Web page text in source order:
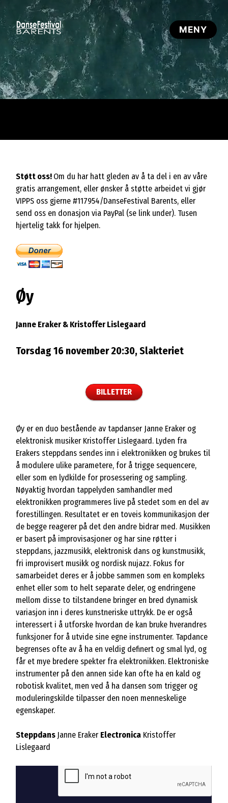
Støtt oss! Om du har hatt gleden av å ta del i en av våre
gratis arrangement, eller ønsker å støtte arbeidet vi gjør
VIPPS oss gjerne #117954/DanseFestival Barents, eller
send oss en donasjon via PayPal (se link under). Tusen
hjertelig takk for hjelpen.
Øy
Janne Eraker & Kristoffer Lislegaard
Torsdag 16 november 20:30, Slakteriet
BILLETTER
Øy er en duo bestående av tapdanser Janne Eraker og
elektronisk musiker Kristoffer Lislegaard. Lyden fra
Erakers steppdans sendes inn i elektronikken og brukes til
å modulere ulike parametere, for å trigge sequencere,
eller som en lydkilde for prosessering og sampling.
Nøyaktig hvordan tappelyden samhandler med
elektronikken programmeres live på stedet som en del av
forestillingen. Resultatet er en toveis kommunikasjon der
de begge reagerer på det den andre bidrar med. Musikken
er basert på improvisasjoner og har sine røtter i
steppdans, jazzmusikk, elektronisk dans og kunstmusikk,
fri improvisert musikk og nordisk nujazz. Fokus for
samarbeidet deres er å jobbe sammen som en kompleks
enhet eller som to helt separate deler, og endringene
mellom disse to tilstandene bringer en bred dynamisk
variasjon inn i deres kunstneriske uttrykk. De er også
interessert i å utforske hvordan de kan bruke hverandres
funksjoner for å utvide sine egne instrumenter. Tapdance
begrenses ofte av å ha en veldig definert og smal lyd, og
får et mye bredere spekter fra elektronikken. Elektroniske
instrumenter på den annen side kan ofte ha en kald og
robotisk kvalitet, men ved å ha dansen som trigger og
moduleringskilde tilpasser den noen menneskelige
egenskaper.
Steppdans Janne Eraker Electronica Kristoffer
Lislegaard